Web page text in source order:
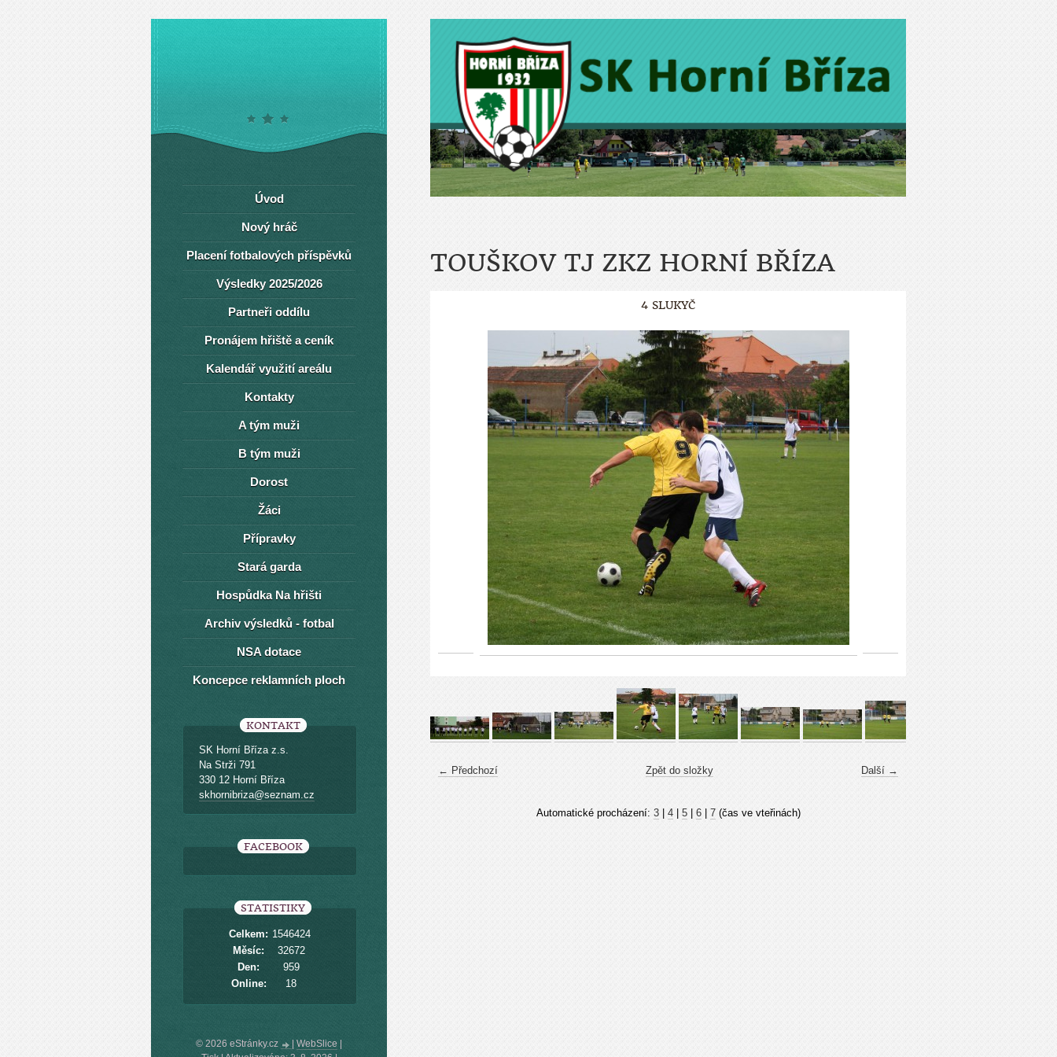
TOUŠKOV TJ ZKZ HORNÍ BŘÍZA
4 SLUKYČ
← Předchozí Další →
Zpět do složky
Automatické procházení: 3| 4| 5| 6| 7(čas ve vteřinách)
Úvod
Nový hráč
Placení fotbalových příspěvků
Výsledky 2025/2026
Partneři oddílu
Pronájem hřiště a ceník
Kalendář využití areálu
Kontakty
A tým muži
B tým muži
Dorost
Žáci
Přípravky
Stará garda
Hospůdka Na hřišti
Archiv výsledků - fotbal
NSA dotace
Koncepce reklamních ploch
KONTAKT
SK Horní Bříza z.s.
Na Strži 791
330 12 Horní Bříza
skhornibriza@seznam.cz
FACEBOOK
STATISTIKY
Online: 18
Celkem: 1546424
Měsíc:
32672
Den:
959
© 2026 eStránky.cz WebSlice